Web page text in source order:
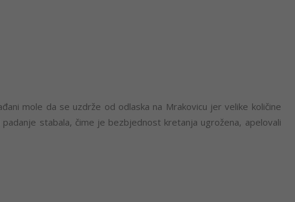
mole da se uzdrže od odlaska na Mrakovicu jer velike količine
stabala, čime je bezbjednost kretanja ugrožena, apelovali